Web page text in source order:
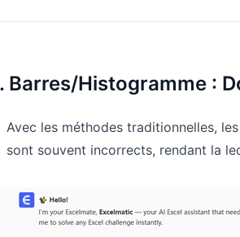
Barres/Histogramme :
Avec les méthodes traditionnelles,
sont souvent incorrects, rendant la